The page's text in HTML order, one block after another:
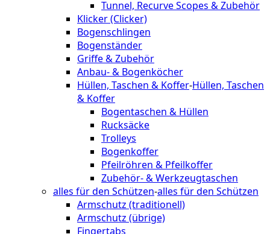
Tunnel, Recurve Scopes & Zubehör
Klicker (Clicker)
Bogenschlingen
Bogenständer
Griffe & Zubehör
Anbau- & Bogenköcher
Hüllen, Taschen & Koffer-Hüllen, Taschen
& Koffer
Bogentaschen & Hüllen
Rucksäcke
Trolleys
Bogenkoffer
Pfeilröhren & Pfeilkoffer
Zubehör- & Werkzeugtaschen
alles für den Schützen-alles für den Schützen
Armschutz (traditionell)
Armschutz (übrige)
Fingertabs